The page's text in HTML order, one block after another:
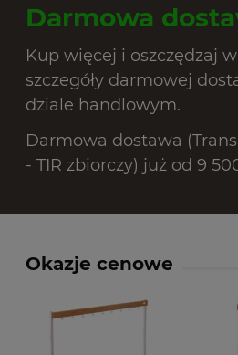
Darmowa
Kup więcej i oszczędzaj
szczegóły darmowej
dziale handlowym.
Darmowa dostawa
- TIR zbiorczy) już od 9
Okazje cenowe